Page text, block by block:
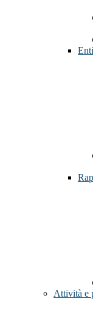
Attività e